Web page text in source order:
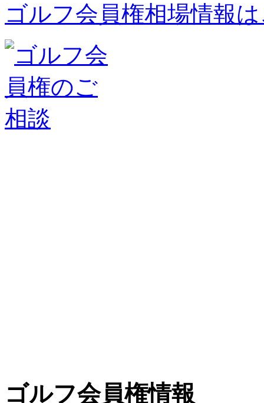
ゴルフ会員権相場情報
ゴルフ会員権情報